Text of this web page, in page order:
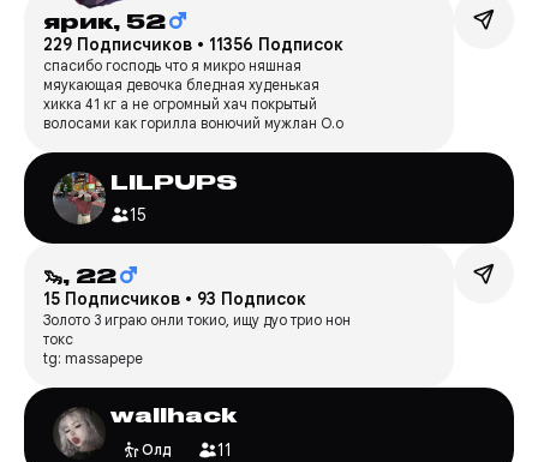
ярик, 52
229 Подписчиков • 11356 Подписок
спасибо господь что я микро няшная
мяукающая девочка бледная худенькая
хикка 41 кг а не огромный хач покрытый
волосами как горилла вонючий мужлан О.о
LILPUPS
15
🦦, 22
15 Подписчиков • 93 Подписок
Золото 3 играю онли токио, ищу дуо трио нон
токс
tg: massapepe
wallhack
Олд 11